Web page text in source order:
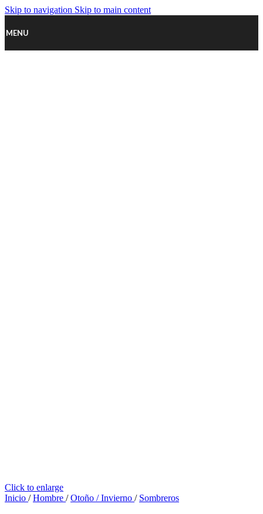
Skip to navigation Skip to main content
MENU
Click to enlarge
Inicio / Hombre / Otoño / Invierno / Sombreros